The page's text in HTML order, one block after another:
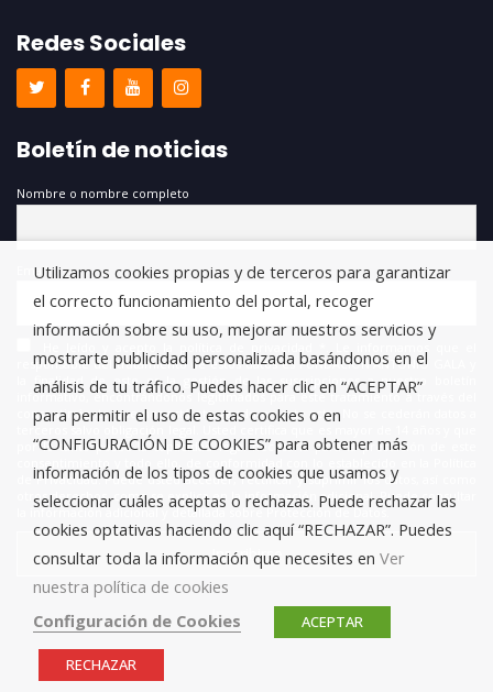
Redes Sociales
Boletín de noticias
Nombre o nombre completo
Email
responsable del tratamiento de estos datos es FUNDACIÓN ANTONIO GALA y
la finalidad de este es la gestión de las suscripciones a nuestro boletín
informativo, encontrándonos legitimados para este tratamiento a través del
consentimiento que nos está otorgando en este acto. No se cederán datos a
terceros salvo obligación legal. Usted certifica que es mayor de 14 años y que
por lo tanto posee la capacidad legal necesaria para la prestación de este
de Privacidad. Puede usted acceder, rectificar y suprimir los datos, así como
otros derechos, como se explica en la información adicional. Puede consultar
la información adicional y detallada sobre Protección de Datos.
Utilizamos cookies propias y de terceros para garantizar
el correcto funcionamiento del portal, recoger
información sobre su uso, mejorar nuestros servicios y
mostrarte publicidad personalizada basándonos en el
análisis de tu tráfico. Puedes hacer clic en “ACEPTAR”
para permitir el uso de estas cookies o en
“CONFIGURACIÓN DE COOKIES” para obtener más
información de los tipos de cookies que usamos y
seleccionar cuáles aceptas o rechazas. Puede rechazar las
cookies optativas haciendo clic aquí “RECHAZAR”. Puedes
consultar toda la información que necesites en Ver
nuestra política de cookies
Configuración de Cookies
ACEPTAR
RECHAZAR